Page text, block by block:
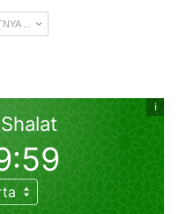
...